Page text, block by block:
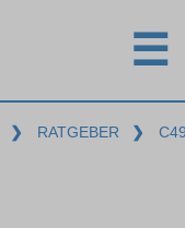
☰
❯ RATGEBER ❯